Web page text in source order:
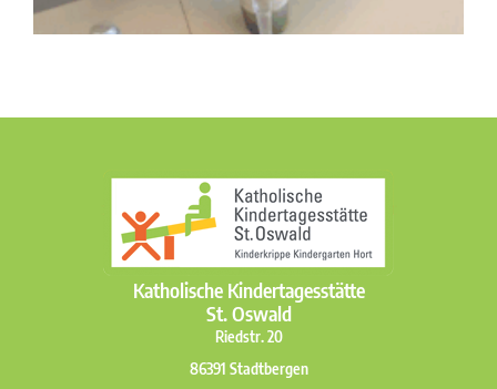
Katholische Kindertagesstätte
St. Oswald
Riedstr. 20
86391 Stadtbergen